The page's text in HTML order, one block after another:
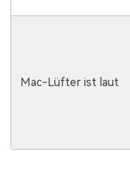
Mac-Lüfter ist laut